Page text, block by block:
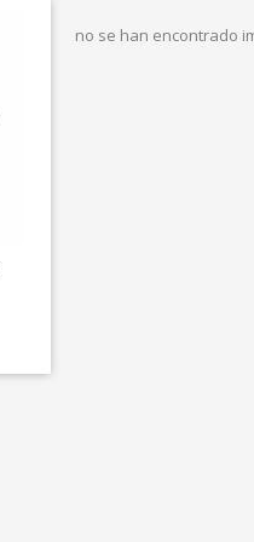
no se han encontrado